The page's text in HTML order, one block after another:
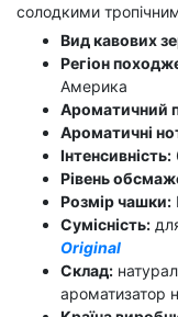
солодкими
Вид кавових
Регіон
Америка
Ароматичний
Ароматичні
Інтенсивність:
Рівень
Розмір чашки:
Сумісність:
Original
Склад:
ароматизатор